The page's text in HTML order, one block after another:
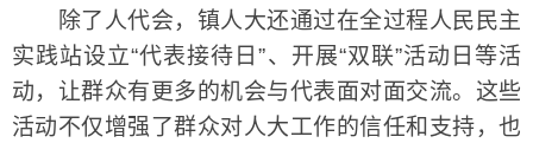
除了人代会，镇人大还通过在全过程人民民主
实践站设立“代表接待日”、开展“双联”活动日等活
动，让群众有更多的机会与代表面对面交流。这些
活动不仅增强了群众对人大工作的信任和支持，也